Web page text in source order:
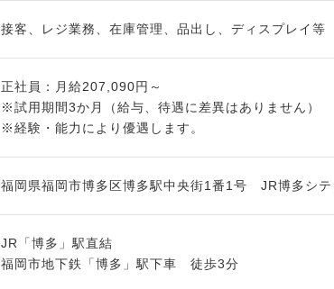
接客、レジ業務、在庫管理、品出し、ディスプレイ等
正社員：月給207,090円～
※試用期間3か月（給与、待遇に差異はありません）
※経験・能力により優遇します。
福岡県福岡市博多区博多駅中央街1番1号 JR博多シ
JR「博多」駅直結
福岡市地下鉄「博多」駅下車 徒歩3分